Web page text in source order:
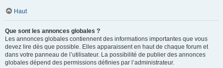
Haut
Que sont les annonces globales ?
Les annonces globales contiennent des informations importantes que vous
devez lire dès que possible. Elles apparaissent en haut de chaque forum et
dans votre panneau de l’utilisateur. La possibilité de publier des annonces
globales dépend des permissions définies par l’administrateur.